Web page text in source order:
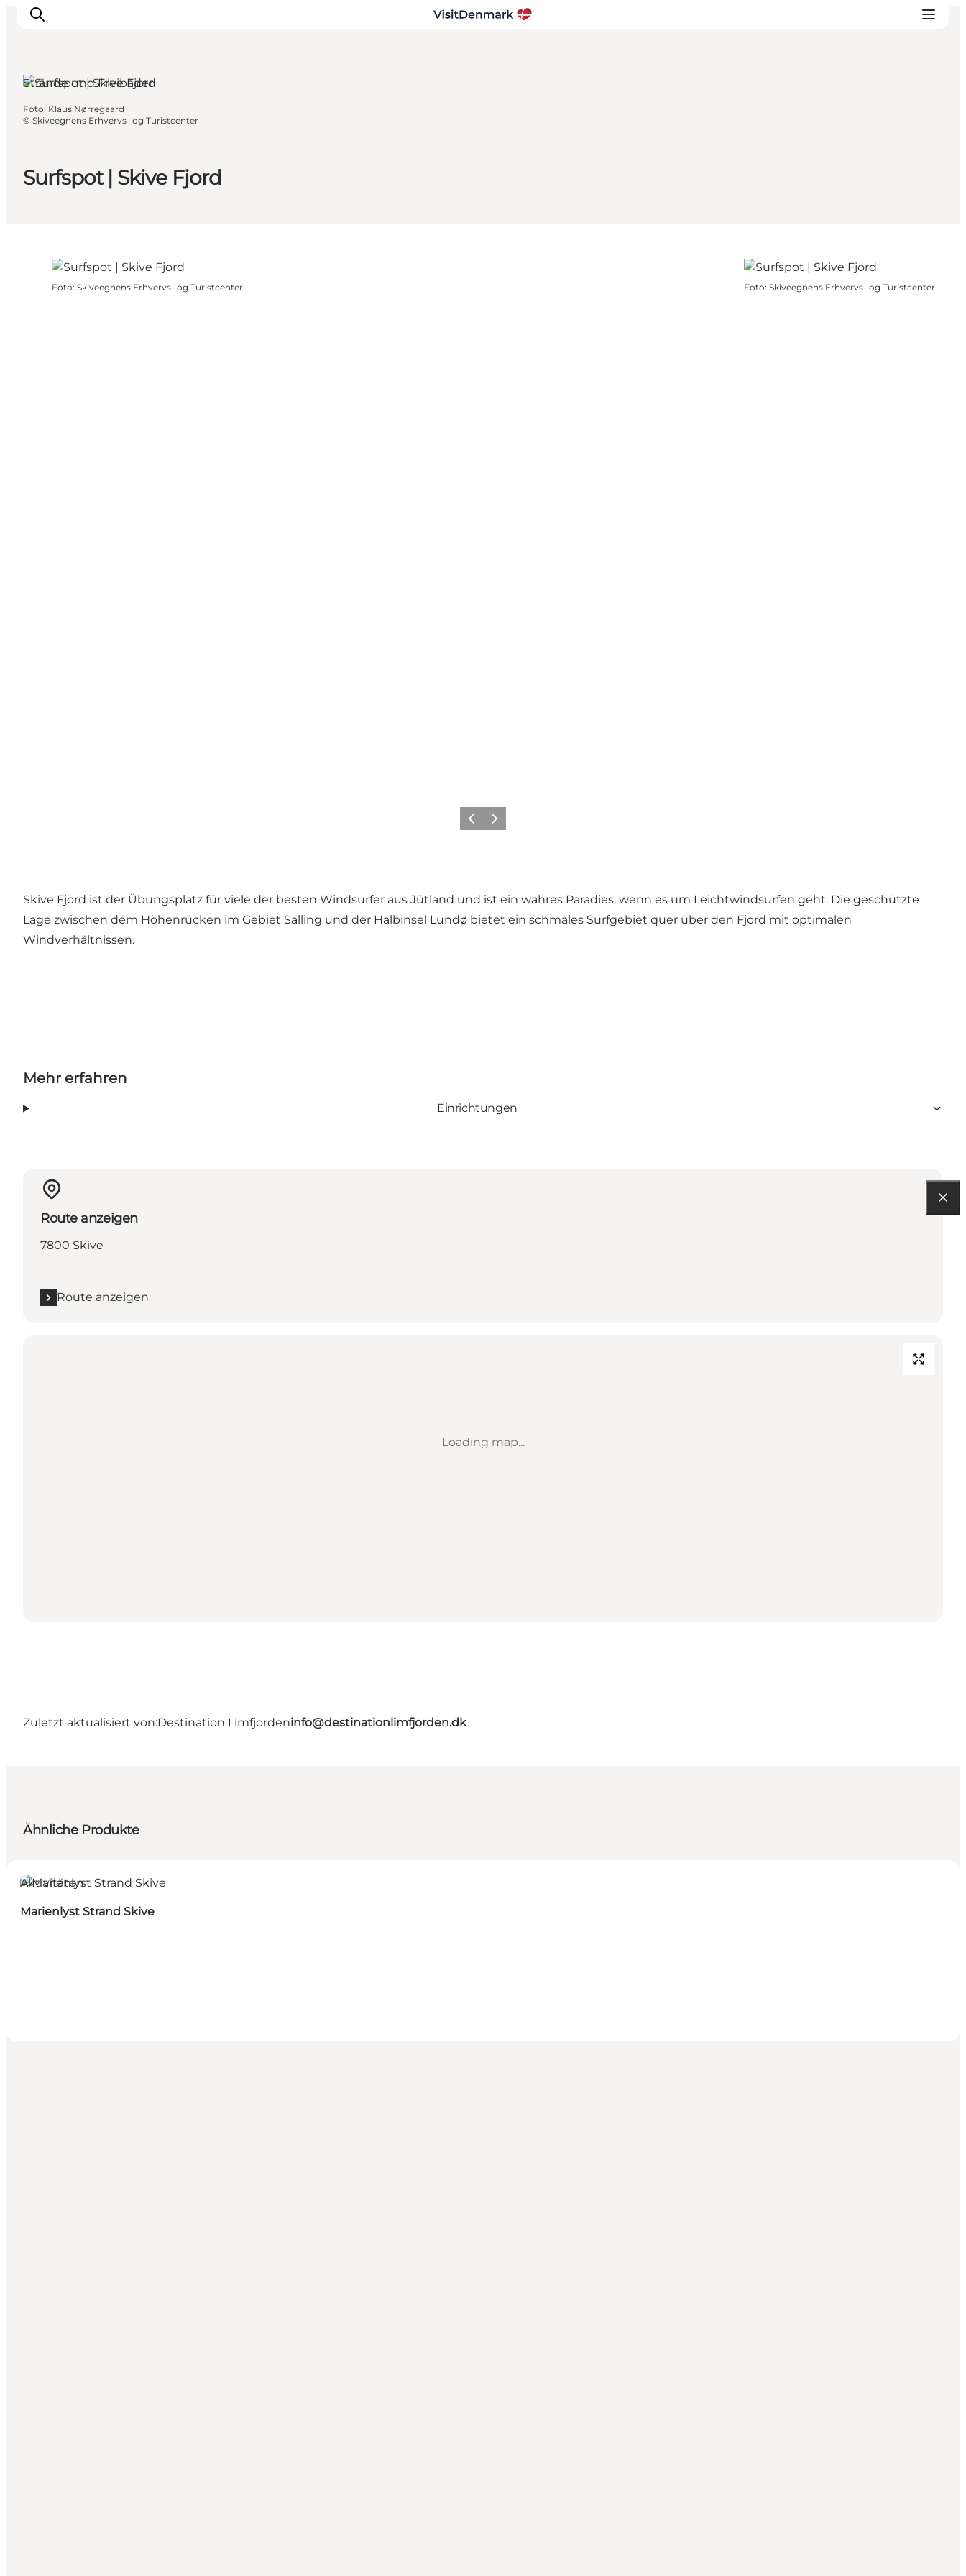
Inspiration
Unterkünfte
Surfspot | Skive Fjord
Strände und Freibäder
Foto: Klaus Nørregaard
© Skiveegnens Erhvervs- og Turistcenter
Foto: Skiveegnens Erhvervs- og Turistcenter Foto: Skiveegnens Erhvervs- og Turistcenter
ZurückWeiter
Skive Fjord ist der Übungsplatz für viele der besten Windsurfer aus Jütland und ist ein wahres Paradies, wenn es um Leichtwindsurfen geht. Die geschützte
Lage zwischen dem Höhenrücken im Gebiet Salling und der Halbinsel Lundø bietet ein schmales Surfgebiet quer über den Fjord mit optimalen
Windverhältnissen.
Mehr erfahren
Einrichtungen
Route anzeigen
7800 Skive
Route anzeigen
Loading map...
Zuletzt aktualisiert von:Destination Limfjordeninfo@destinationlimfjorden.dk
Ähnliche Produkte
Aktivitäten
Marienlyst Strand Skive